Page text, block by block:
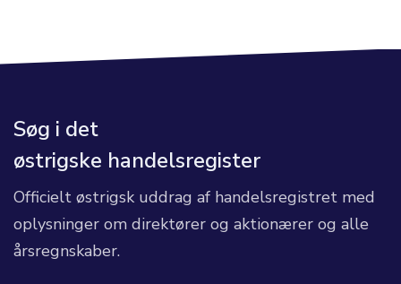
Søg i det
østrigske handelsregister
Officielt østrigsk uddrag af handelsregistret med
oplysninger om direktører og aktionærer og alle
årsregnskaber.